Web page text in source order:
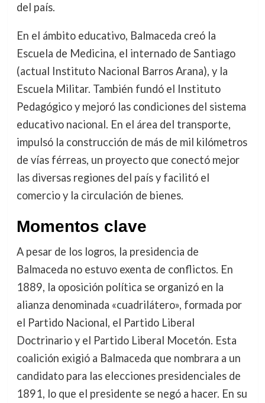
del país.
En el ámbito educativo, Balmaceda creó la
Escuela de Medicina, el internado de Santiago
(actual Instituto Nacional Barros Arana), y la
Escuela Militar. También fundó el Instituto
Pedagógico y mejoró las condiciones del sistema
educativo nacional. En el área del transporte,
impulsó la construcción de más de mil kilómetros
de vías férreas, un proyecto que conectó mejor
las diversas regiones del país y facilitó el
comercio y la circulación de bienes.
Momentos clave
A pesar de los logros, la presidencia de
Balmaceda no estuvo exenta de conflictos. En
1889, la oposición política se organizó en la
alianza denominada «cuadrilátero», formada por
el Partido Nacional, el Partido Liberal
Doctrinario y el Partido Liberal Mocetón. Esta
coalición exigió a Balmaceda que nombrara a un
candidato para las elecciones presidenciales de
1891, lo que el presidente se negó a hacer. En su